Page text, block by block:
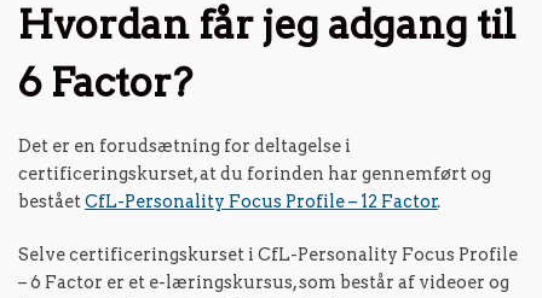
Hvordan får jeg adgang til
6 Factor?
Det er en forudsætning for deltagelse i
certificeringskurset, at du forinden har gennemført og
bestået CfL-Personality Focus Profile – 12 Factor.
Selve certificeringskurset i CfL-Personality Focus Profile
– 6 Factor er et e-læringskursus, som består af videoer og